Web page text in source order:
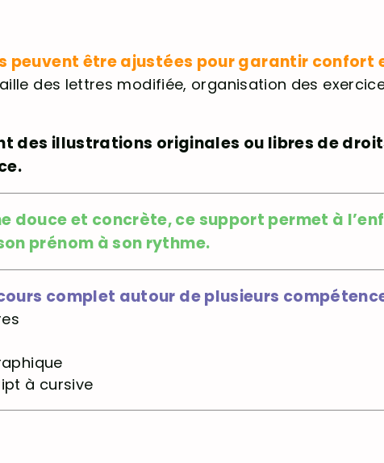
peuvent être ajustées pour garantir confort
des lettres modifiée, organisation des
des illustrations originales ou libres de
douce et concrète, ce support permet à
prénom à son rythme.
complet autour de plusieurs
à cursive